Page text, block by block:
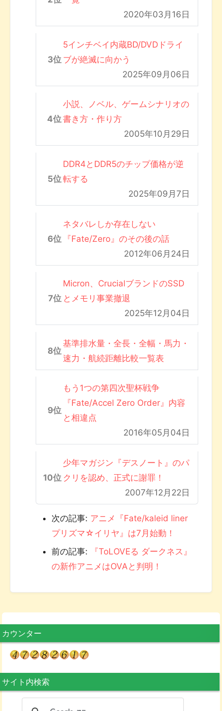
2020年03月16日
5インチベイ内蔵BD/DVDドライ
ブが絶滅に向かう
2025年09月06日
小説、ノベル、ゲームシナリオの
書き方・作り方
2005年10月29日
DDR4とDDR5のチップ価格が逆
転する
2025年09月7日
ネタバレしか存在しない
『Fate/Zero』のその後の話
2012年06月24日
Micron、CrucialブランドのSSD
とメモリ事業撤退
2025年12月04日
基準排水量・全長・全幅・馬力・
速力・航続距離比較一覧表
もう1つの第四次聖杯戦争
『Fate/Accel Zero Order』内容
と相違点
2016年05月04日
少年マガジン『デスノート』のパ
クリを認め、正式に謝罪！
2007年12月22日
次の記事: アニメ『Fate/kaleid liner
プリズマ☆イリヤ』は7月始動！
前の記事:
『ToLOVEる ダークネス』
の新作アニメはOVAと判明！
カウンター
サイト内検索